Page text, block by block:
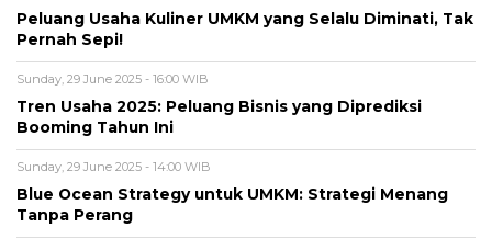
Peluang Usaha Kuliner UMKM yang Selalu Diminati, Tak
Pernah Sepi!
Sunday, 29 June 2025 - 16:00 WIB
Tren Usaha 2025: Peluang Bisnis yang Diprediksi
Booming Tahun Ini
Sunday, 29 June 2025 - 14:00 WIB
Blue Ocean Strategy untuk UMKM: Strategi Menang
Tanpa Perang